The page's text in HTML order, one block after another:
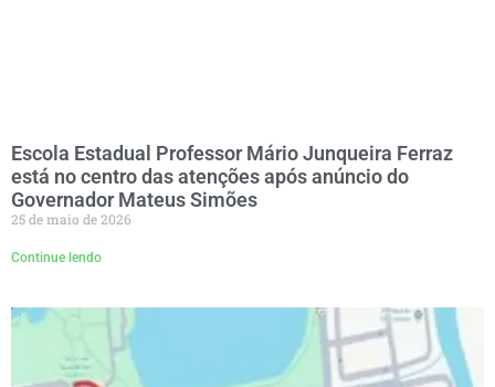
Escola Estadual Professor Mário Junqueira Ferraz
está no centro das atenções após anúncio do
Governador Mateus Simões
25 de maio de 2026
Continue lendo